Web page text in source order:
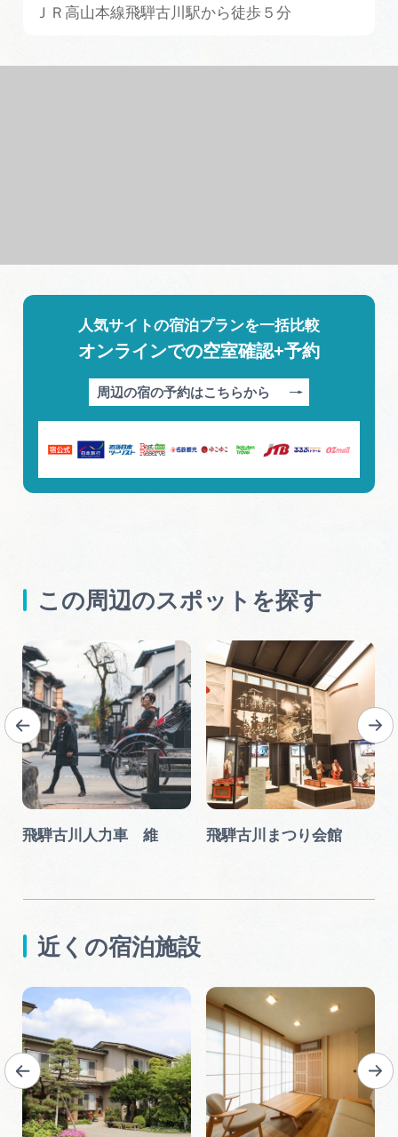
ＪＲ高山本線飛騨古川駅から徒歩５分
人気サイトの宿泊プランを一括比較
オンラインでの空室確認+予約
周辺の宿の予約はこちらから
この周辺のスポットを探す
飛騨古川人力車 維 飛騨古川まつり会館
近くの宿泊施設